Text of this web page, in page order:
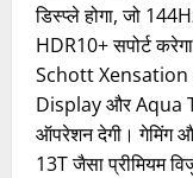
डिस्प्ले होगा, जो
HDR10+ सपोर्ट
Schott Xensation
Display और Aqua
ऑपरेशन देगी। गेमिंग
13T जैसा प्रीमियम